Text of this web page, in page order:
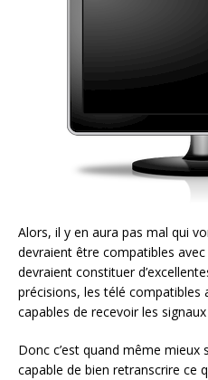
Alors, il y en aura pas mal qui
devraient être compatibles
devraient constituer
précisions, les télé compatibles
capables de recevoir les
Donc c’est quand même mieux
capable de bien retranscrire ce